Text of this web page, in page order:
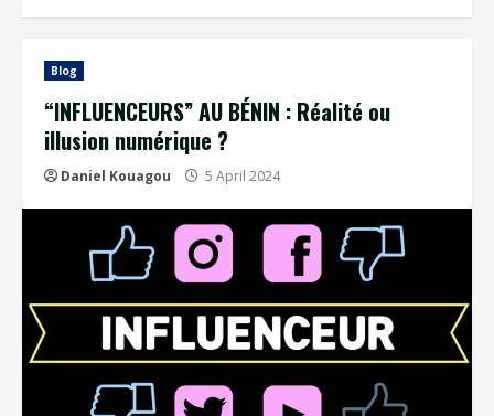
Blog
“INFLUENCEURS” AU BÉNIN : Réalité ou
illusion numérique ?
Daniel Kouagou 5 April 2024